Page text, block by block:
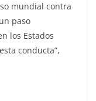
mundial contra
paso
los Estados
conducta”,